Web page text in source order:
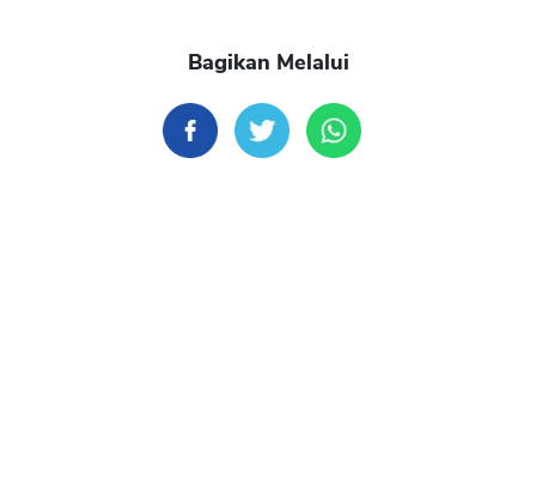
Bagikan Melalui